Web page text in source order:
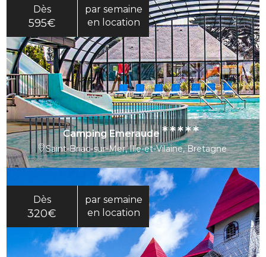
Dès
595€
par semaine
en location
Camping Emeraude *****
Saint-Briac-sur-Mer, Ille-et-Vilaine, Bretagne
Dès
320€
par semaine
en location